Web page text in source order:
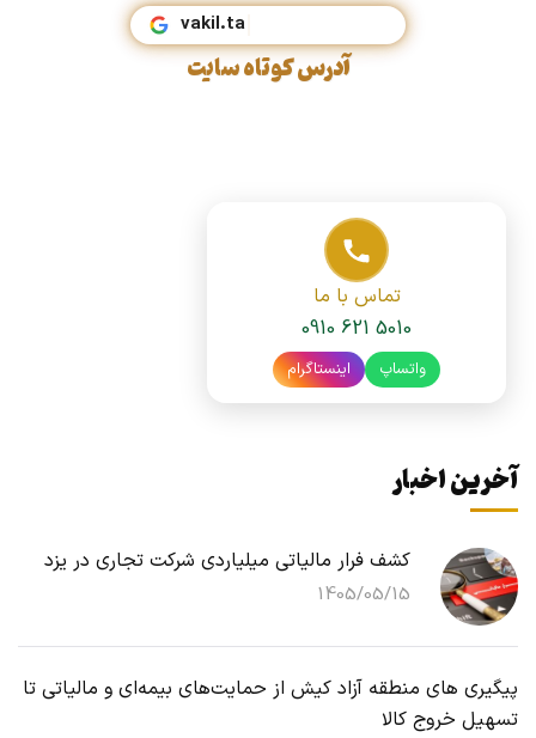
vaki
آدرس کوتاه سایت
تماس با ما
0910 621 5010
واتساپ اینستاگرام
آخرین اخبار
کشف فرار مالیاتی میلیاردی شرکت تجاری در یزد
1405/05/15
پیگیری های منطقه آزاد کیش از حمایت‌های بیمه‌ای و مالیاتی تا
تسهیل خروج کالا